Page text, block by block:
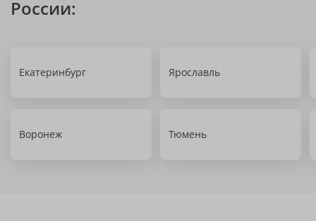
России:
Екатеринбург Ярославль
Воронеж Тюмень